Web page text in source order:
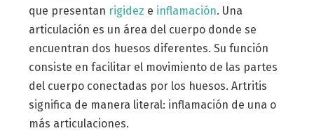
que presentan rigidez e inflamación. Una
articulación es un área del cuerpo donde se
encuentran dos huesos diferentes. Su función
consiste en facilitar el movimiento de las partes
del cuerpo conectadas por los huesos. Artritis
significa de manera literal: inflamación de una o
más articulaciones.